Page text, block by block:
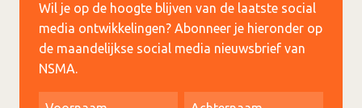
Wil je op de hoogte blijven van de laatste social
media ontwikkelingen? Abonneer je hieronder op
de maandelijkse social media nieuwsbrief van
NSMA.